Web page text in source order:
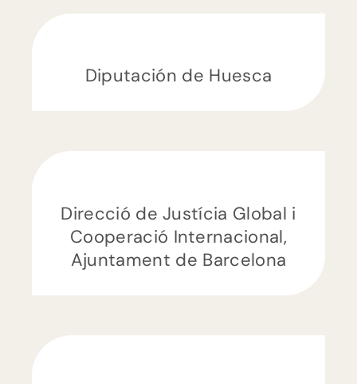
Diputación de Huesca
Direcció de Justícia Global i
Cooperació Internacional,
Ajuntament de Barcelona